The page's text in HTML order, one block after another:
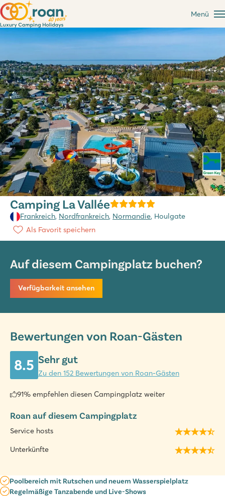
Menü
Camping La Vallée
Frankreich, Nordfrankreich, Normandie, Houlgate
Als Favorit speichern
Auf diesem Campingplatz buchen?
Verfügbarkeit ansehen
Bewertungen von Roan-Gästen
8.5 Sehr gut
Zu den 152 Bewertungen von Roan-Gästen
91% empfehlen diesen Campingplatz weiter
Roan auf diesem Campingplatz
Service hosts
Unterkünfte
Poolbereich mit Rutschen und neuem Wasserspielplatz
Regelmäßige Tanzabende und Live-Shows